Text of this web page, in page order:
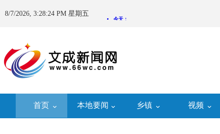
8/7/2026, 3:28:24 PM 星期五
首页 本地要闻 乡镇 视频